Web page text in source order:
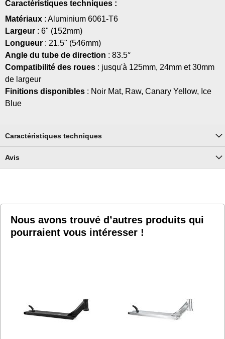
Caractéristiques techniques :
Matériaux : Aluminium 6061-T6
Largeur : 6" (152mm)
Longueur : 21.5" (546mm)
Angle du tube de direction : 83.5°
Compatibilité des roues : jusqu'à 125mm, 24mm et 30mm
de largeur
Finitions disponibles : Noir Mat, Raw, Canary Yellow, Ice
Blue
Caractéristiques techniques
Avis
Nous avons trouvé d’autres produits qui
pourraient vous intéresser !